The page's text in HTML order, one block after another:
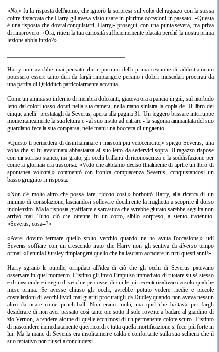
«No,» fu la risposta dell'uomo, che ignorò la sorpresa sul volto del ragazzo con la stessa
coltre distaccata che Harry gli aveva visto usare in plurime occasioni in passato. «Questa
è una risposta che dovrai conquistarti, Harry,» proseguì, con una punta severa, ma priva
di rimprovero. «Ora, ritieni la tua curiosità sufficientemente placata perché la nostra prima
lezione abbia inizio?»
Harry non avrebbe mai pensato che i postumi della prima sessione di addestramento
potessero essere tanto duri da fargli rimpiangere persino i dolori muscolari procurati da
una partita di Quidditch particolarmente accanita.
Come un ammasso infermo di membra doloranti, giaceva ora a pancia in giù, sul morbido
letto dai colori rosso-dorati nella sua camera, nella mano sinistra la copia de "Il libro dei
cinque anelli" prestatagli da Severus, aperta alla pagina 31. Un leggero bussare interruppe
momentaneamente la sua lettura e - al suo invito ad entrare - la sagoma ammantata del suo
guardiano fece la sua comparsa, nelle mani una boccetta di unguento.
«Questo ti permetterà di disinfiammare i muscoli più velocemente,» spiegò Severus, una
volta che si fu avvicinato abbastanza al suo letto da sedervici sopra. Il ragazzo rispose
con un sorriso stanco, ma grato, gli occhi brillanti di riconoscenza e la soddisfazione per
come la giornata era trascorsa. «Vedo che abbiamo deciso finalmente di aprire un libro di
spontanea volontà,» commentò con ironica compiacenza Severus, conquistandosi un
basso grugnito in risposta.
«Non c'è molto altro che possa fare, ridotto così,» borbottò Harry, alla ricerca di un
minimo di consolazione, lasciandosi sollevare docilmente la maglietta a scoprire il dorso
indolenzito. Ma la risposta graffiante e sarcastica che avrebbe giurato sarebbe seguita non
arrivò mai. Tutto ciò che ottenne fu un corto, sibilo sorpreso, a stento trattenuto.
«Severus, cosa--?»
«Avrei dovuto fermare quello stolto vecchio quando ne ho avuta l'occasione,» udì
Severus soffiare con un crescendo irato che Harry non gli sentiva dadiverso tempo
ormai. «Petunia Dursley rimpiangerà quello che ha lasciato accadere in tutti questi anni!»
Harry sgranò le pupille, orripilato all'idea di ciò che gli occhi di Severus potevano
osservare in quel momento. L'istinto gli inviò l'impulso immediato di ruotare su sé stesso
e di nascondere i segni di vecchie percosse, di cui le più recenti risalivano a solo qualche
mese prima. Se avesse chiuso gli occhi, avrebbe potuto vedere medie e piccole
costellazioni di vecchi lividi mai guariti procuratigli da Dudley quando non aveva nessun
altro da usare come punch-ball. Non erano molti, ma quel che bastava per fargli
desiderare di non aver passato così tante ore sotto il sole rovente a badare al giardino di
zio Vernon, a rendere alcune di quelle ecchimosi di un permanente colore scuro. L'istinto
di nascondere immediatamente quei ricordi e tutta quella mortificazione si fece più forte in
lui. Ma la mano di Severus era insolitamente calda e confortante sulla sua schiena che il
suo tentativo non riuscì a concludersi.